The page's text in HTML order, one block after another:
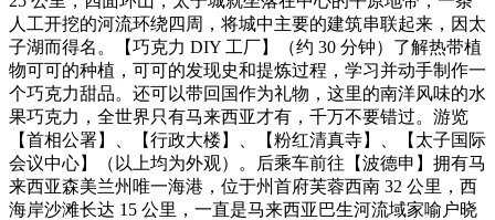
人工开挖的河流环绕四周，将城中主要的建筑串联起来，因太
子湖而得名。【巧克力 DIY 工厂】（约 30 分钟）了解热带植
物可可的种植，可可的发现史和提炼过程，学习并动手制作一
个巧克力甜品。还可以带回国作为礼物，这里的南洋风味的水
果巧克力，全世界只有马来西亚才有，千万不要错过。游览
【首相公署】、【行政大楼】、【粉红清真寺】、【太子国际
会议中心】（以上均为外观）。后乘车前往【波德申】拥有马
来西亚森美兰州唯一海港，位于州首府芙蓉西南 32 公里，西
海岸沙滩长达 15 公里，一直是马来西亚巴生河流域家喻户晓